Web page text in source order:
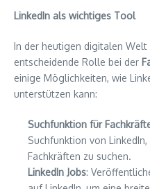
LinkedIn als wichtiges Tool
In der heutigen digitalen Welt
entscheidende Rolle bei der
einige Möglichkeiten, wie
unterstützen kann:
Suchfunktion für
Suchfunktion von
Fachkräften zu suchen.
LinkedIn Jobs: